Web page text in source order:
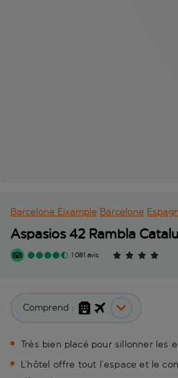
Barcelone Eixample Barcelone
Aspasios 42 Rambla
1 081 avis
Comprend :
Très bien placé pour sillonner les
L’hôtel offre tout l’espace et le